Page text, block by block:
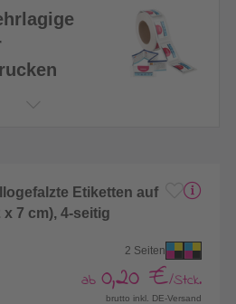
Etiketten auf
7 cm), 4-seitig
2 Seiten
ab 0,20 €/Stck.
brutto inkl. DE-Versand